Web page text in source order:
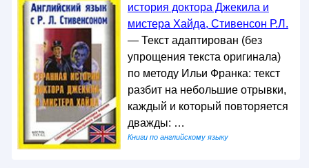
история доктора Джекила и
мистера Хайда, Стивенсон Р.Л.
— Текст адаптирован (без
упрощения текста оригинала)
по методу Ильи Франка: текст
разбит на небольшие отрывки,
каждый и который повторяется
дважды: …
Книги по английскому языку